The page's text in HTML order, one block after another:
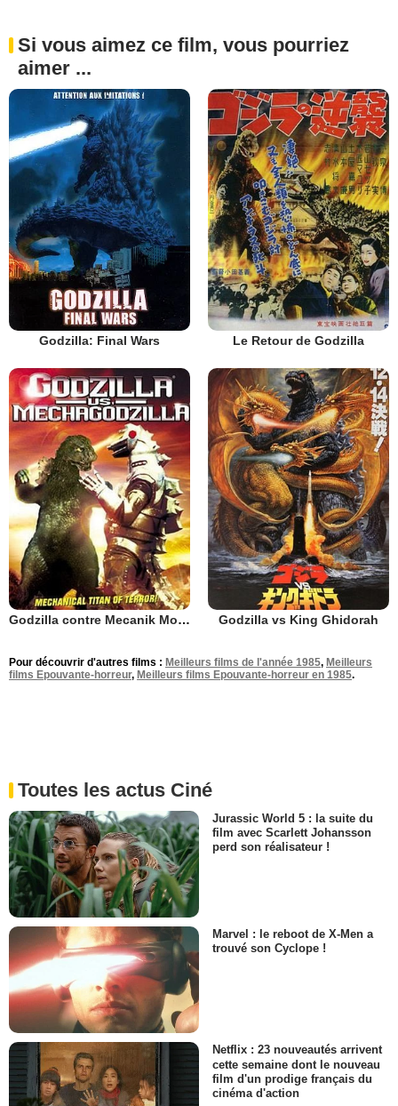
Si vous aimez ce film, vous pourriez
aimer ...
Godzilla: Final Wars Le Retour de Godzilla
Godzilla contre Mecanik Monster Godzilla vs King Ghidorah
Pour découvrir d'autres films : Meilleurs films de l'année 1985, Meilleurs
films Epouvante-horreur, Meilleurs films Epouvante-horreur en 1985.
Toutes les actus Ciné
Jurassic World 5 : la suite du
film avec Scarlett Johansson
perd son réalisateur !
Marvel : le reboot de X-Men a
trouvé son Cyclope !
Netflix : 23 nouveautés arrivent
cette semaine dont le nouveau
film d'un prodige français du
cinéma d'action